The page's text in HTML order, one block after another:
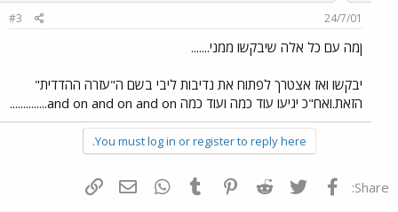
24/7/01
#3
ןמה עם כל אלה שיבקשו ממני.......
יבקשו ואז אצטרך לפתוח את נדיבות ליבי בשם ה"עזרה ההדדית"
הזאת.ואח"כ יגיעו עוד כמה ועוד כמה and on and on and on..............
You must log in or register to reply here.
Share: פייסבוק Twitter
Reddit
Pinterest
Tumblr
WhatsAppדואר אלקטרוני